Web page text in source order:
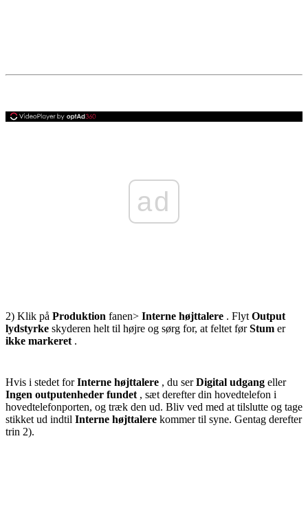
ad
2) Klik på Produktion fanen> Interne højttalere . Flyt Output
lydstyrke skyderen helt til højre og sørg for, at feltet førStum er
ikke markeret .
Hvis i stedet forInterne højttalere , du serDigital udgang eller
Ingen outputenheder fundet , sæt derefter din hovedtelefon i
hovedtelefonporten, og træk den ud. Bliv ved med at tilslutte og tage
stikket ud indtil Interne højttalere kommer til syne. Gentag derefter
trin 2).